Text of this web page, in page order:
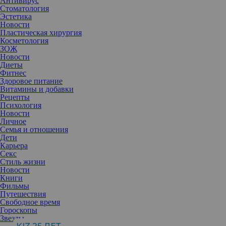
Стоматология
Эстетика
Новости
Пластическая хирургия
Косметология
ЗОЖ
Новости
Диеты
Фитнес
Здоровое питание
Витамины и добавки
Рецепты
Психология
Новости
Личное
Семья и отношения
Дети
Карьера
Секс
Стиль жизни
Новости
Книги
Фильмы
Путешествия
Свободное время
Гороскопы
Звезды
Три оттенка (черный, синий, вишневый) - делают глаза яркими,